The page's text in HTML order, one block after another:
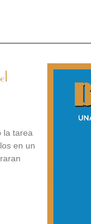
la tarea
en un